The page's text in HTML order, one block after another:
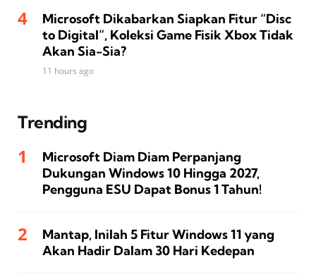
Microsoft Dikabarkan Siapkan Fitur “Disc
to Digital”, Koleksi Game Fisik Xbox Tidak
Akan Sia-Sia?
11 hours ago
Trending
Microsoft Diam Diam Perpanjang
Dukungan Windows 10 Hingga 2027,
Pengguna ESU Dapat Bonus 1 Tahun!
Mantap, Inilah 5 Fitur Windows 11 yang
Akan Hadir Dalam 30 Hari Kedepan